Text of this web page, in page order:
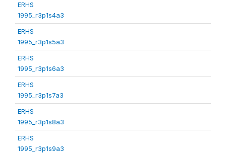
ERHS
1995_r3p1s4a3
ERHS
1995_r3p1s5a3
ERHS
1995_r3p1s6a3
ERHS
1995_r3p1s7a3
ERHS
1995_r3p1s8a3
ERHS
1995_r3p1s9a3